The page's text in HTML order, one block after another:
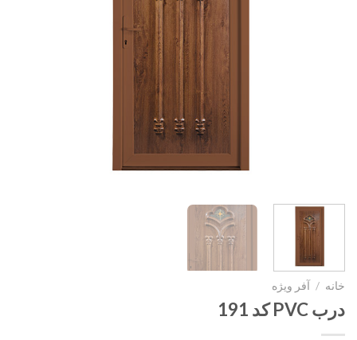
خانه / آفر ویژه
درب PVC کد 191